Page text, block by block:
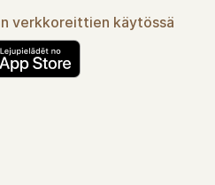
verkkoreittien käytössä